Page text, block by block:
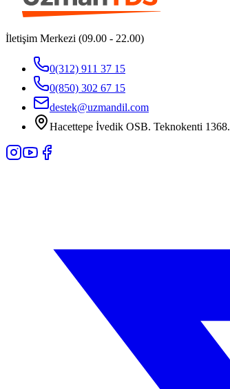
İletişim Merkezi (09.00 - 22.00)
0(312) 911 37 15
0(850) 302 67 15
destek@uzmandil.com
Hacettepe İvedik OSB. Teknokenti